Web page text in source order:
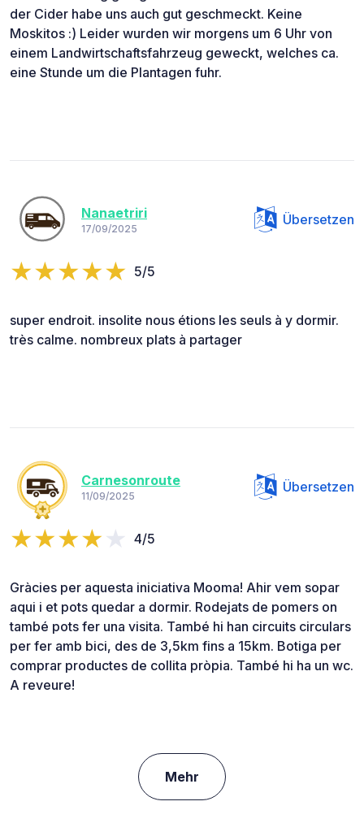
der Cider habe uns auch gut geschmeckt. Keine
Moskitos :) Leider wurden wir morgens um 6 Uhr von
einem Landwirtschaftsfahrzeug geweckt, welches ca.
eine Stunde um die Plantagen fuhr.
Nanaetriri
17/09/2025
Übersetzen
5/5
super endroit. insolite nous étions les seuls à y dormir.
très calme. nombreux plats à partager
Carnesonroute
11/09/2025
Übersetzen
4/5
Gràcies per aquesta iniciativa Mooma! Ahir vem sopar
aqui i et pots quedar a dormir. Rodejats de pomers on
també pots fer una visita. També hi han circuits circulars
per fer amb bici, des de 3,5km fins a 15km. Botiga per
comprar productes de collita pròpia. També hi ha un wc.
A reveure!
Mehr